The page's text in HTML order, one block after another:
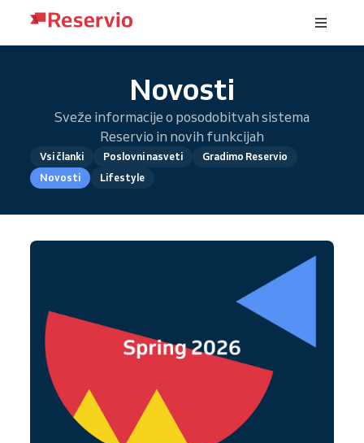
Novosti
Sveže informacije o posodobitvah sistema
Reservio in novih funkcijah
Vsi članki Poslovni nasveti
Gradimo Reservio
Novosti
Lifestyle